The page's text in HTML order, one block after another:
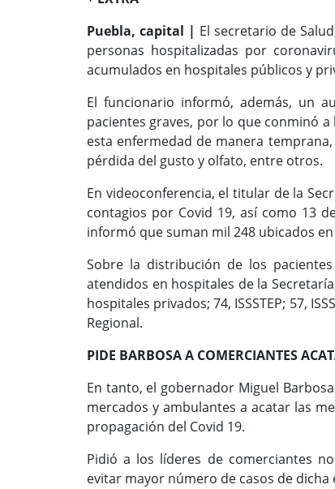
Puebla, capital | El secretario de
personas hospitalizadas por
acumulados en hospitales públicos y
El funcionario informó, además, un
pacientes graves, por lo que conminó
esta enfermedad de manera
pérdida del gusto y olfato, entre otros.
En videoconferencia, el titular de la
contagios por Covid 19, así como 13
informó que suman mil 248 ubicados
Sobre la distribución de los
atendidos en hospitales de la
hospitales privados; 74, ISSSTEP; 57,
Regional.
PIDE BARBOSA A COMERCIANTES
En tanto, el gobernador Miguel
mercados y ambulantes a acatar las
propagación del Covid 19.
Pidió a los líderes de comerciantes
evitar mayor número de casos de dicha